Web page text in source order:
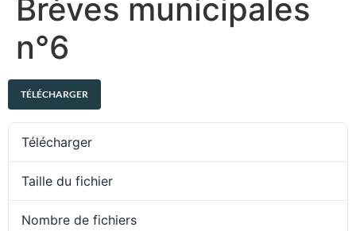
Brèves municipales
n°6
TÉLÉCHARGER
Télécharger
Taille du fichier
Nombre de fichiers